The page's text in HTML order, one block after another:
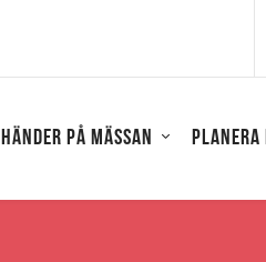
Händer på mässan Planera